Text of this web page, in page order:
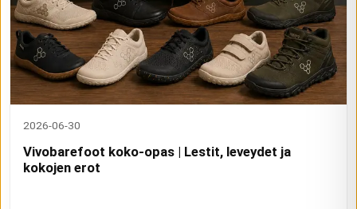
2026-06-30
Vivobarefoot koko-opas | Lestit, leveydet ja
kokojen erot